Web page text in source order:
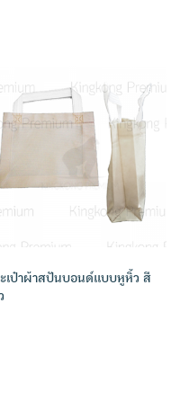
เป๋าผ้าสปันบอนด์แบบหูหิ้ว สี